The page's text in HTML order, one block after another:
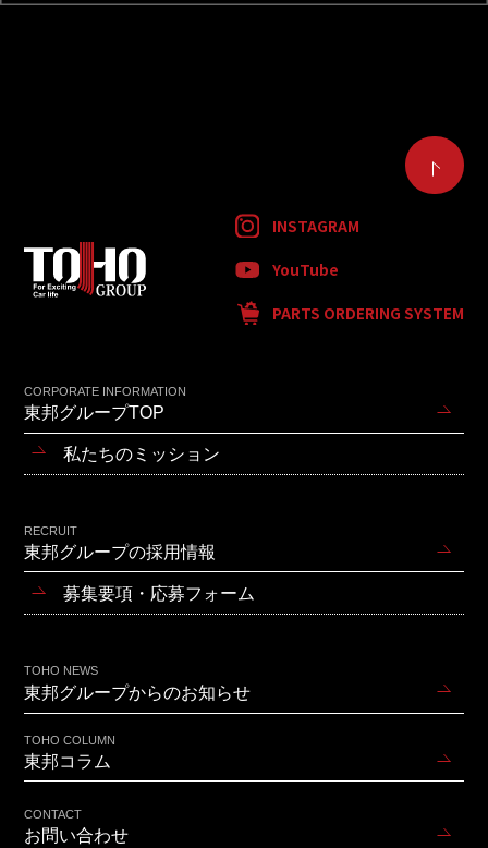
INSTAGRAM
YouTube
PARTS ORDERING SYSTEM
CORPORATE INFORMATION
東邦グループTOP
私たちのミッション
RECRUIT
東邦グループの採用情報
募集要項・応募フォーム
TOHO NEWS
東邦グループからのお知らせ
TOHO COLUMN
東邦コラム
CONTACT
お問い合わせ